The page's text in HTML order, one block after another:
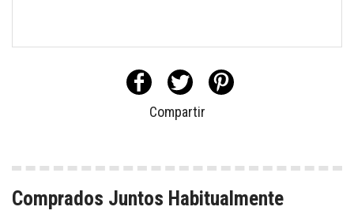
Compartir
Comprados Juntos Habitualmente